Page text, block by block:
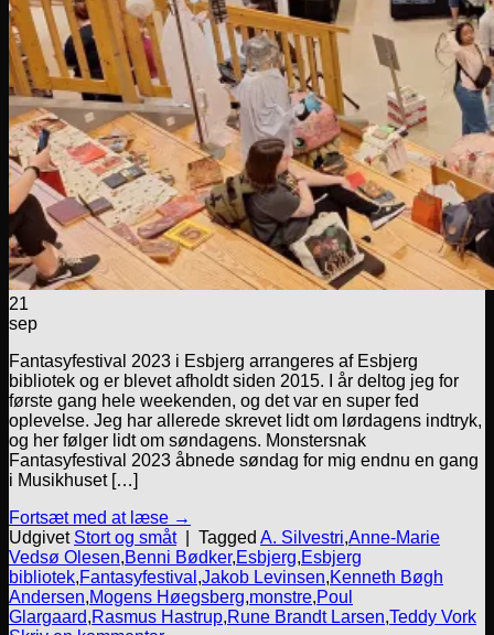
21
sep
Fantasyfestival 2023 i Esbjerg arrangeres af Esbjerg
bibliotek og er blevet afholdt siden 2015. I år deltog jeg for
første gang hele weekenden, og det var en super fed
oplevelse. Jeg har allerede skrevet lidt om lørdagens indtryk,
og her følger lidt om søndagens. Monstersnak
Fantasyfestival 2023 åbnede søndag for mig endnu en gang
i Musikhuset […]
Fortsæt med at læse →
Udgivet Stort og småt Tagged A. Silvestri,Anne-Marie
Vedsø Olesen,Benni Bødker,Esbjerg,Esbjerg
bibliotek,Fantasyfestival ,Jakob Levinsen,Kenneth Bøgh
Andersen,Mogens Høegsberg,monstre,Poul
Glargaard,Rasmus Hastrup,Rune Brandt Larsen,Teddy Vork